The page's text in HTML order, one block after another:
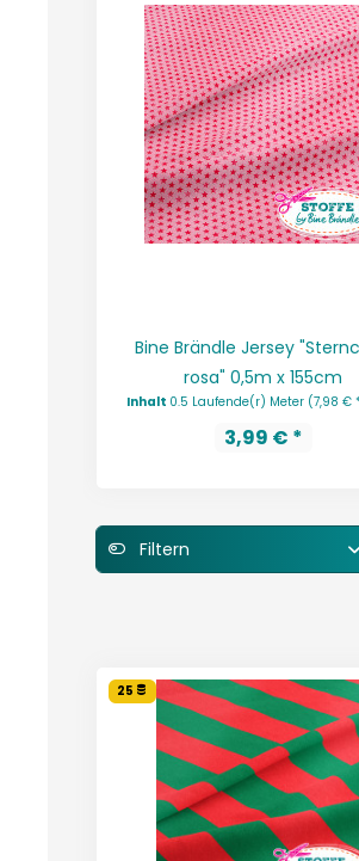
Bine Brändle Jersey
rosa" 0,5m x 155cm
Inhalt 0.5 Laufende(r) Meter (7,98 € * / 1
3,99 € *
Filtern
25